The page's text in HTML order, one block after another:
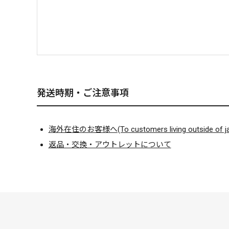
発送時期・ご注意事項
海外在住のお客様へ(To customers living outside of
返品・交換・アウトレットについて